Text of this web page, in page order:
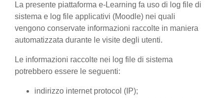
La presente piattaforma e-Learning fa uso di log file di
sistema e log file applicativi (Moodle) nei quali
vengono conservate informazioni raccolte in maniera
automatizzata durante le visite degli utenti.
Le informazioni raccolte nei log file di sistema
potrebbero essere le seguenti:
indirizzo internet protocol (IP);